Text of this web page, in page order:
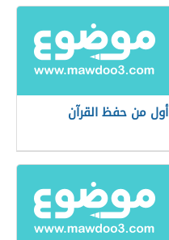
أول من حفظ القرآن